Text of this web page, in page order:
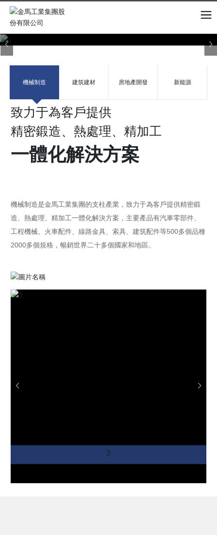
機械制造 建筑建材 房地產開發 新能源
致力于為客戶提供
精密鍛造、熱處理、精加工
一體化解決方案
機械制造是金馬工業集團的支柱產業，致力于為客戶提供精密鍛
造、熱處理、精加工一體化解決方案，主要產品有汽車零部件、
工程機械、火車配件、線路金具、索具、建筑配件等500多個品種
2000多個規格，暢銷世界二十多個國家和地區。
3